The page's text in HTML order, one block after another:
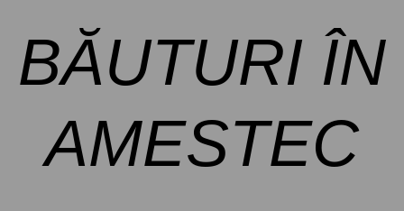
BĂUTURI ÎN
AMESTEC